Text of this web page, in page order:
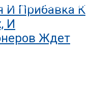
Искрогаситель На Трубу
И Прибавка К
И
Ждет